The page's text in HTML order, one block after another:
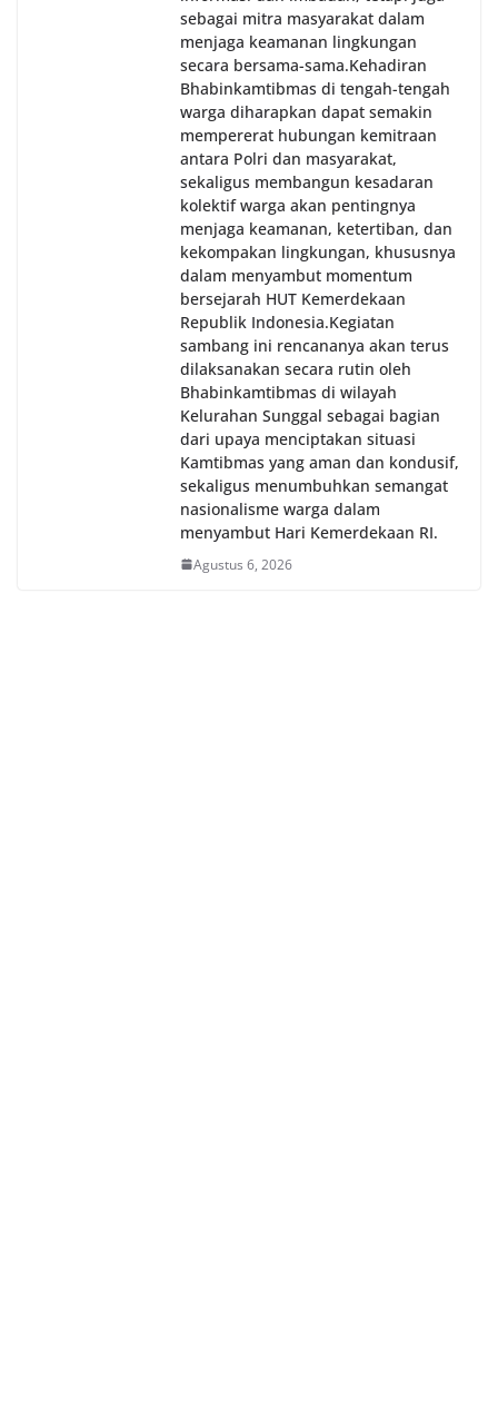
sebagai mitra masyarakat dalam
menjaga keamanan lingkungan
secara bersama-sama.‎‎Kehadiran
Bhabinkamtibmas di tengah-tengah
warga diharapkan dapat semakin
mempererat hubungan kemitraan
antara Polri dan masyarakat,
sekaligus membangun kesadaran
kolektif warga akan pentingnya
menjaga keamanan, ketertiban, dan
kekompakan lingkungan, khususnya
dalam menyambut momentum
bersejarah HUT Kemerdekaan
Republik Indonesia.‎Kegiatan
sambang ini rencananya akan terus
dilaksanakan secara rutin oleh
Bhabinkamtibmas di wilayah
Kelurahan Sunggal sebagai bagian
dari upaya menciptakan situasi
Kamtibmas yang aman dan kondusif,
sekaligus menumbuhkan semangat
nasionalisme warga dalam
menyambut Hari Kemerdekaan RI.
Agustus 6, 2026